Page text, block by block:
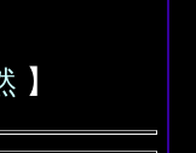
】